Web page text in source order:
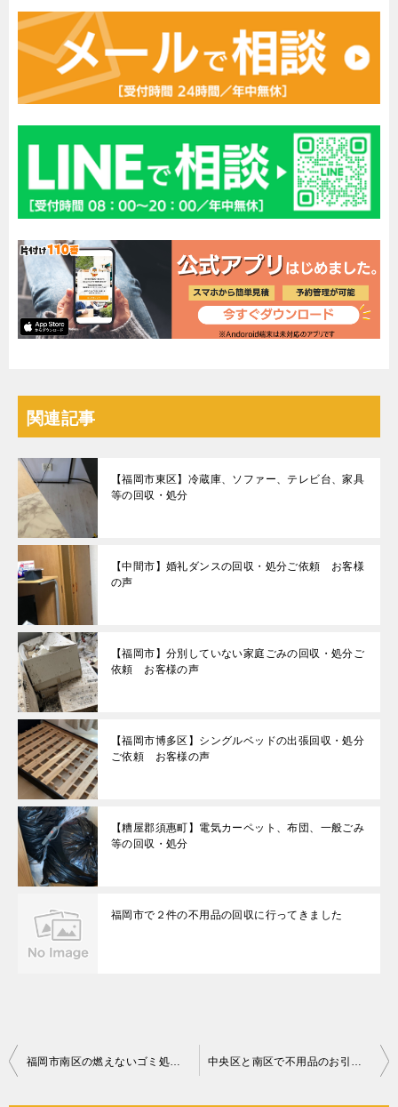
関連記事
【福岡市東区】冷蔵庫、ソファー、テレビ台、家具
等の回収・処分
【中間市】婚礼ダンスの回収・処分ご依頼 お客様
の声
【福岡市】分別していない家庭ごみの回収・処分ご
依頼 お客様の声
【福岡市博多区】シングルベッドの出張回収・処分
ご依頼 お客様の声
【糟屋郡須惠町】電気カーペット、布団、一般ごみ
等の回収・処分
福岡市で２件の不用品の回収に行ってきました
投
福岡市南区の燃えないゴミ処分お客様 中央区と南区で不用品のお引取りにいってきました